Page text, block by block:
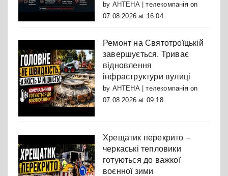
by АНТЕНА | телекомпаніяon
07.08.2026 at 16:04
Ремонт на Святотроїцькій
завершується. Триває
відновлення
інфраструктури вулиці
by АНТЕНА | телекомпаніяon
07.08.2026 at 09:18
Хрещатик перекрито –
черкаські тепловики
готуються до важкої
воєнної зими